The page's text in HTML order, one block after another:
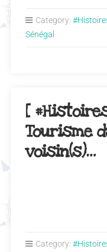
Category:
Sénégal
[
Tourisme
voisin(s)…
Category: